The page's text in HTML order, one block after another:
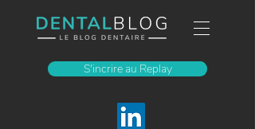
S'incrire au Replay